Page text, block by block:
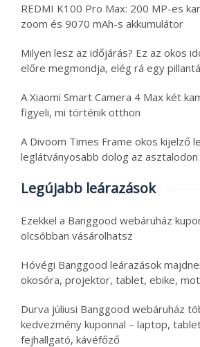
REDMI K100 Pro Max: 200 MP-es
zoom és 9070 mAh-s akkumulátor
Milyen lesz az időjárás? Ez az okos
előre megmondja, elég rá egy
A Xiaomi Smart Camera 4 Max két
figyeli, mi történik otthon
A Divoom Times Frame okos kijelző
leglátványosabb dolog az asztalodon
Legújabb leárazások
Ezekkel a Banggood webáruház
olcsóbban vásárolhatsz
Hóvégi Banggood leárazások
okosóra, projektor, tablet, ebike,
Durva júliusi Banggood webáruház
kedvezmény kuponnal – laptop,
fejhallgató, kávéfőző